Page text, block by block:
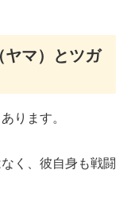
ヤマ）とツガ
ります。
く、彼自身も戦闘